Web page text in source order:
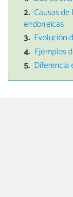
Causas
endorreicas
Evolución
Ejemplos
Diferencia